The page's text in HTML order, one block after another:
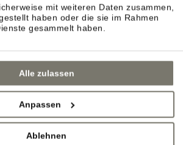
mit weiteren Daten zusammen,
haben oder die sie im Rahmen
gesammelt haben.
Alle zulassen
Anpassen
Ablehnen